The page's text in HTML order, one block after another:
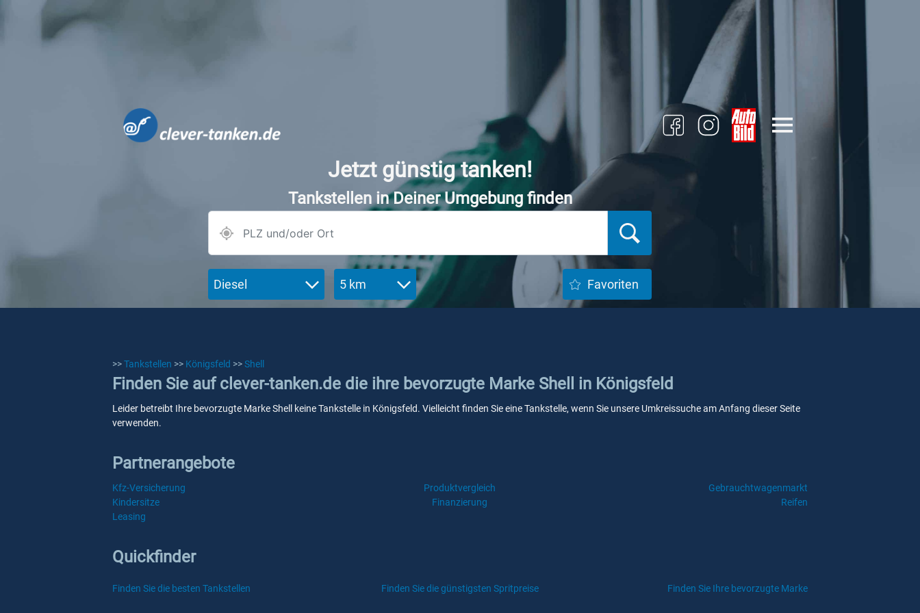
Jetzt günstig tanken!
Tankstellen in Deiner Umgebung finden
Diesel 5 km Favoriten
>>Tankstellen >> Königsfeld >>Shell
Finden Sie auf clever-tanken.de die ihre bevorzugte Marke Shell in Königsfeld
Leider betreibt Ihre bevorzugte Marke Shell keine Tankstelle in Königsfeld. Vielleicht finden Sie eine Tankstelle, wenn Sie unsere Umkreissuche am Anfang dieser Seite
verwenden.
Partnerangebote
Kfz-Versicherung Produktvergleich
Gebrauchtwagenmarkt
Kindersitze
Finanzierung
Reifen
Leasing
Quickfinder
Finden Sie die besten Tankstellen Finden Sie die günstigsten Spritpreise Finden Sie Ihre bevorzugte Marke